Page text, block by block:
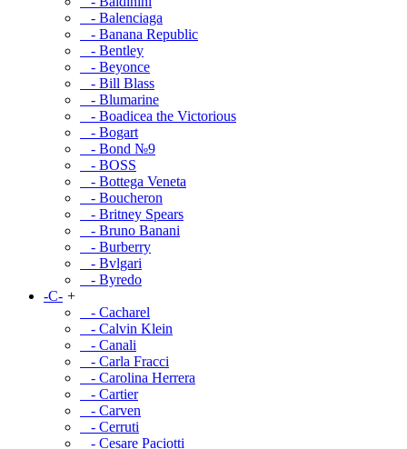
- Balenciaga
- Banana Republic
- Bentley
- Beyonce
- Bill Blass
- Blumarine
- Boadicea the Victorious
- Bogart
- Bond №9
- BOSS
- Bottega Veneta
- Boucheron
- Britney Spears
- Bruno Banani
- Burberry
- Bvlgari
- Byredo
-C- +
- Cacharel
- Calvin Klein
- Canali
- Carla Fracci
- Carolina Herrera
- Cartier
- Carven
- Cerruti
- Cesare Paciotti